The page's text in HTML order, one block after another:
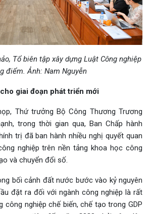
Tổ biên tập xây dựng Luật Công nghiệp
điểm. Ảnh: Nam Nguyễn
giai đoạn phát triển mới
Thứ trưởng Bộ Công Thương Trương
trong thời gian qua, Ban Chấp hành
trị đã ban hành nhiều nghị quyết quan
nghiệp trên nền tảng khoa học công
và chuyển đổi số.
bối cảnh đất nước bước vào kỷ nguyên
đặt ra đối với ngành công nghiệp là rất
công nghiệp chế biến, chế tạo trong GDP